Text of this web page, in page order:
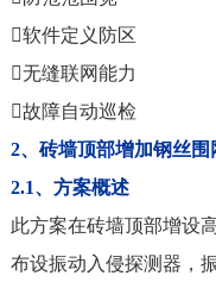
软件定义防区
无缝联网能力
故障自动巡检
2、砖墙顶部增加钢丝
2.1、方案概述
此方案在砖墙顶部增设
布设振动入侵探测器，